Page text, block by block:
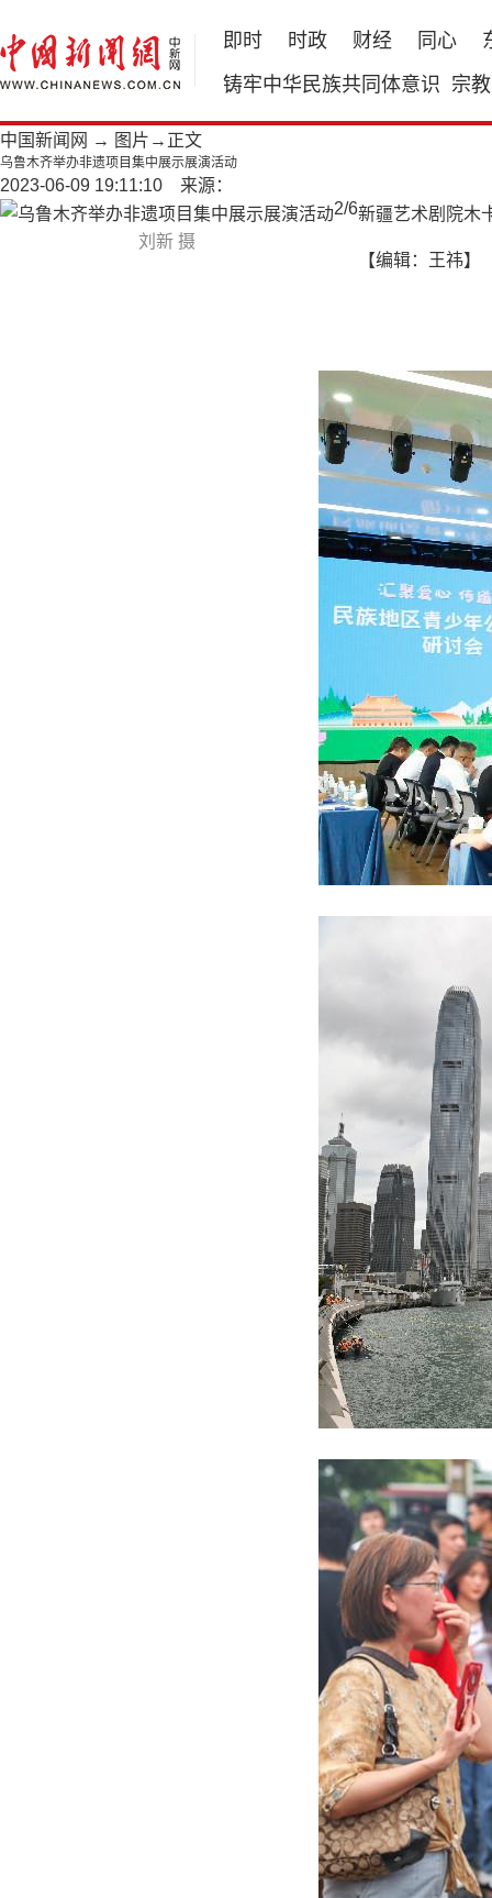
即时 时政 财经 同心
铸牢中华民族共同体意识 宗教
中国新闻网 → 图片 →正文
乌鲁木齐举办非遗项目集中展示展演活动
2023-06-09 19:11:10 来源：
刘新 摄
2/6新疆艺术剧院木
【编辑：王祎】